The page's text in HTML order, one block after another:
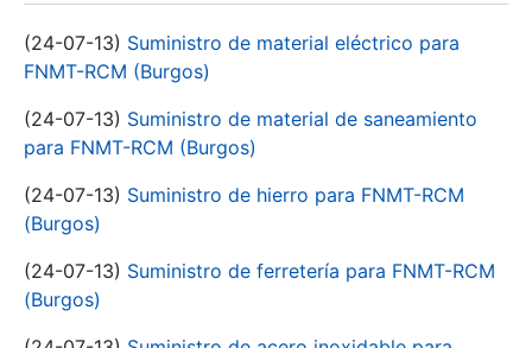
(24-07-13) Suministro de material eléctrico para
FNMT-RCM (Burgos)
(24-07-13) Suministro de material de saneamiento
para FNMT-RCM (Burgos)
(24-07-13) Suministro de hierro para FNMT-RCM
(Burgos)
(24-07-13) Suministro de ferretería para FNMT-RCM
(Burgos)